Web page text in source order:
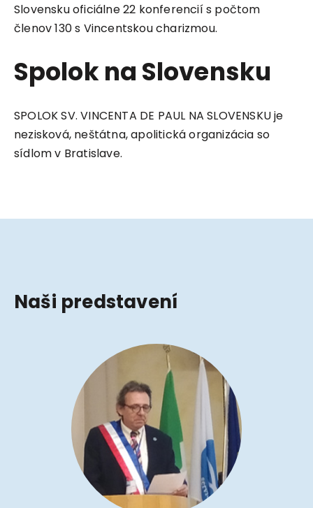
Slovensku oficiálne 22 konferencií s počtom
členov 130 s Vincentskou charizmou.
Spolok na Slovensku
SPOLOK SV. VINCENTA DE PAUL NA SLOVENSKU je
nezisková, neštátna, apolitická organizácia so
sídlom v Bratislave.
Naši predstavení